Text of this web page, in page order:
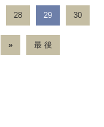
28 29 30
» 最 後